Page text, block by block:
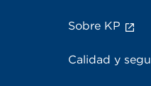
Sobre KP
Calidad y